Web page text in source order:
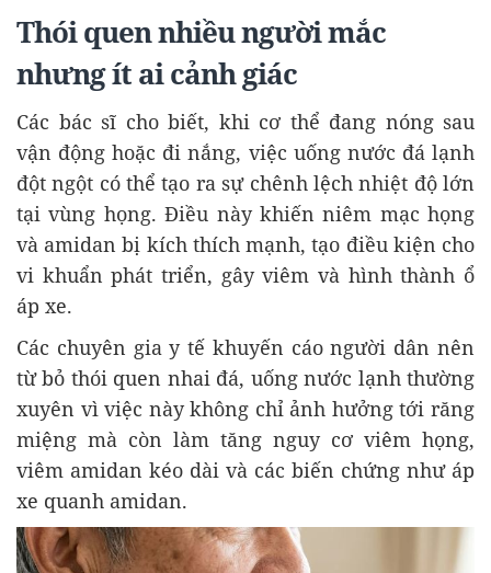
Thói quen nhiều người mắc
nhưng ít ai cảnh giác
Các bác sĩ cho biết, khi cơ thể đang nóng sau
vận động hoặc đi nắng, việc uống nước đá lạnh
đột ngột có thể tạo ra sự chênh lệch nhiệt độ lớn
tại vùng họng. Điều này khiến niêm mạc họng
và amidan bị kích thích mạnh, tạo điều kiện cho
vi khuẩn phát triển, gây viêm và hình thành ổ
áp xe.
Các chuyên gia y tế khuyến cáo người dân nên
từ bỏ thói quen nhai đá, uống nước lạnh thường
xuyên vì việc này không chỉ ảnh hưởng tới răng
miệng mà còn làm tăng nguy cơ viêm họng,
viêm amidan kéo dài và các biến chứng như áp
xe quanh amidan.